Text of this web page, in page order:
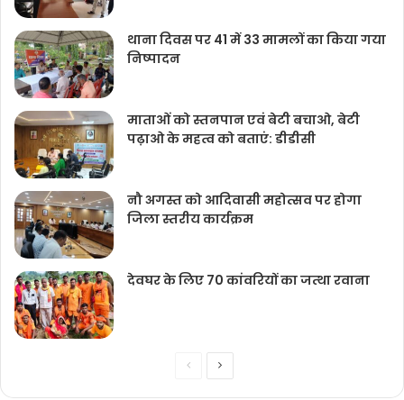
थाना दिवस पर 41 में 33 मामलों का किया गया
निष्‍पादन
माताओं को स्तनपान एवं बेटी बचाओ, बेटी
पढ़ाओ के महत्व को बताएं: डीडीसी
नौ अगस्त को आदिवासी महोत्सव पर होगा
जिला स्तरीय कार्यक्रम
देवघर के लिए 70 कांवरियों का जत्था रवाना
PreviousNext